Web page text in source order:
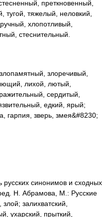
преткновенный,
тугой, тяжелый, неловкий,
хлопотливый,
стеснительный.
злоречивый,
лихой, лютый,
сердитый,
едкий, ярый;
гарпия, зверь, змея&#8230;
синонимов и сходных
Н. Абрамова, М.: Русские
залихватский,
ухарский, прыткий,